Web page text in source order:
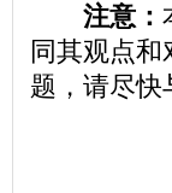
注意：
同其观点
题，请尽快